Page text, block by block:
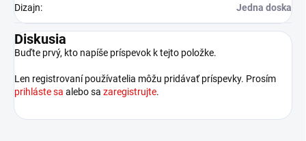
Dizajn: Jedna doska
Diskusia
Buďte prvý, kto napíše príspevok k tejto položke.
Len registrovaní používatelia môžu pridávať príspevky. Prosím
prihláste sa alebo sa zaregistrujte.